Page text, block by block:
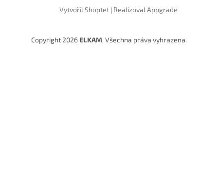
Vytvořil Shoptet| Realizoval Appgrade
Copyright 2026 ELKAM. Všechna práva vyhrazena.